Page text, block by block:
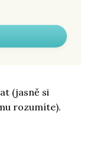
(jasně si
rozumíte).